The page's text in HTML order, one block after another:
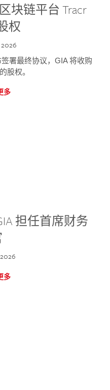
块链平台 Tracr
权
署最终协议，GIA 将收购
股权。
多
担任首席财务
多